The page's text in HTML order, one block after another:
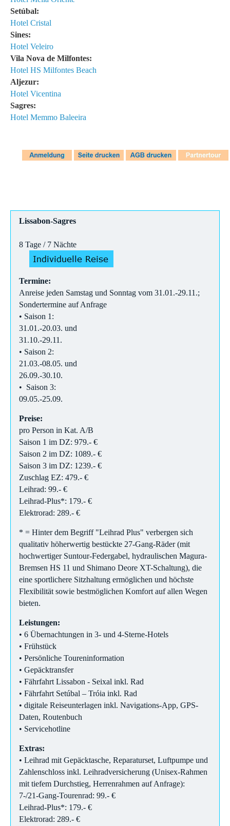
Setúbal:
Hotel Cristal
Sines:
Hotel Veleiro
Vila Nova de Milfontes:
Hotel HS Milfontes Beach
Aljezur:
Hotel Vicentina
Sagres:
Hotel Memmo Baleeira
Lissabon-Sagres
8 Tage / 7 Nächte
Termine:
Anreise jeden Samstag und Sonntag vom 31.01.-29.11.;
Sondertermine auf Anfrage
• Saison 1:
31.01.-20.03. und
31.10.-29.11.
• Saison 2:
21.03.-08.05. und
26.09.-30.10.
• Saison 3:
09.05.-25.09.
Preise:
pro Person in Kat. A/B
Saison 1 im DZ: 979.- €
Saison 2 im DZ: 1089.- €
Saison 3 im DZ: 1239.- €
Zuschlag EZ: 479.- €
Leihrad: 99.- €
Leihrad-Plus*: 179.- €
Elektrorad: 289.- €
* = Hinter dem Begriff "Leihrad Plus" verbergen sich
qualitativ höherwertig bestückte 27-Gang-Räder (mit
hochwertiger Suntour-Federgabel, hydraulischen Magura-
Bremsen HS 11 und Shimano Deore XT-Schaltung), die
eine sportlichere Sitzhaltung ermöglichen und höchste
Flexibilität sowie bestmöglichen Komfort auf allen Wegen
bieten.
Leistungen:
• 6 Übernachtungen in 3- und 4-Sterne-Hotels
• Frühstück
• Persönliche Toureninformation
• Gepäcktransfer
• Fährfahrt Lissabon - Seixal inkl. Rad
• Fährfahrt Setúbal – Tróia inkl. Rad
• digitale Reiseunterlagen inkl. Navigations-App, GPS-
Daten, Routenbuch
• Servicehotline
Extras:
• Leihrad mit Gepäcktasche, Reparaturset, Luftpumpe und
Zahlenschloss inkl. Leihradversicherung (Unisex-Rahmen
mit tiefem Durchstieg, Herrenrahmen auf Anfrage):
7-/21-Gang-Tourenrad: 99.- €
Leihrad-Plus*: 179.- €
Elektrorad: 289.- €